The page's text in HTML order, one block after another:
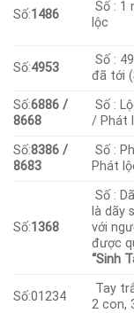
Số:1486
Số : 1
lộc
Số:4953
Số :
đã tới
Số:6886 /
8668
Số :
/ Phát
Số:8386 /
8683
Số :
Phát
Số:1368
Số :
là dãy
với
được
“Sinh
Số:01234
Tay
2 con,